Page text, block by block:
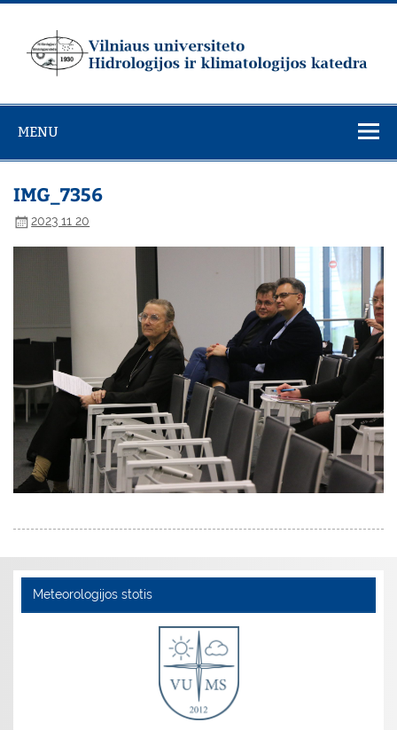
Skip
universiteto
Hidrologijos ir
klimatologijos
MENU
IMG_7356
2023 11 20
Meteorologijos stotis